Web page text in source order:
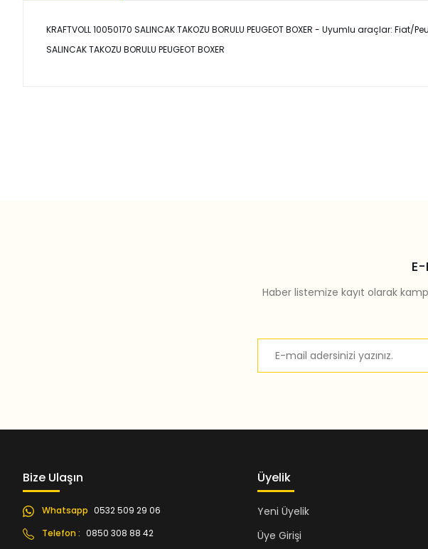
KRAFTVOLL 10050170 SALINCAK TAKOZU BORULU PEUGEOT BOXER - Uyumlu araçlar:
SALINCAK TAKOZU BORULU PEUGEOT BOXER
Haber listemize kayıt olarak
Bize Ulaşın
Whatsapp 0532 509 29 06
Telefon : 0850 308 88 42
Üyelik
Yeni Üyelik
Üye Girişi